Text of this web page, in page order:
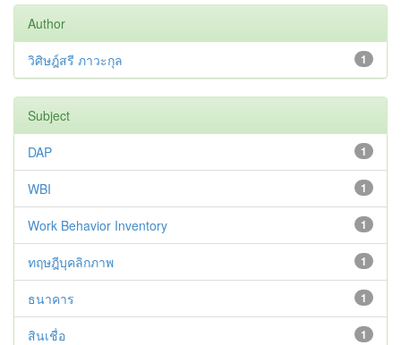
Author
1
วิศิษฎ์สรี ภาวะกุล
Subject
1
DAP
1
WBI
1
Work Behavior Inventory
1
ทฤษฎีบุคลิกภาพ
1
ธนาคาร
1
สินเชื่อ